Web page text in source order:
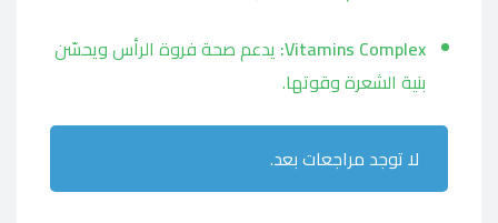
Vitamins Complex: يدعم صحة فروة الرأس ويحسّن
بنية الشعرة وقوتها.
لا توجد مراجعات بعد.